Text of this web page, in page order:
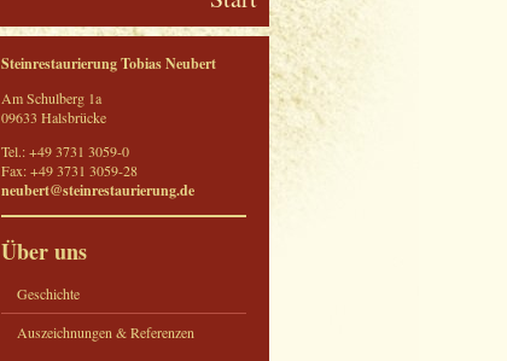
Steinrestaurierung Tobias Neubert
Am Schulberg 1a
09633 Halsbrücke
Tel.: +49 3731 3059-0
Fax: +49 3731 3059-28
neubert@steinrestaurierung.de
Über uns
Geschichte
Auszeichnungen & Referenzen